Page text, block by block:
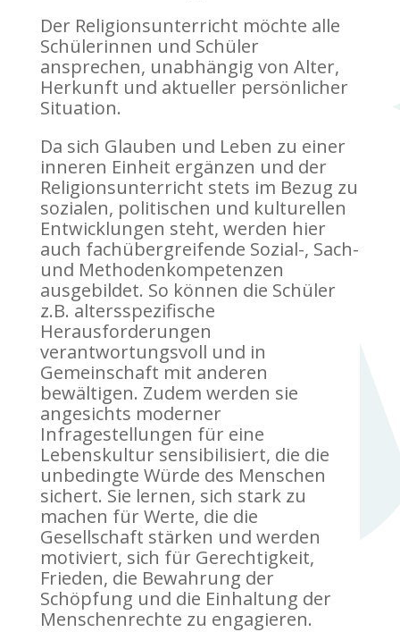
Der Religionsunterricht möchte alle
Schülerinnen und Schüler
ansprechen, unabhängig von Alter,
Herkunft und aktueller persönlicher
Situation.
Da sich Glauben und Leben zu einer
inneren Einheit ergänzen und der
Religionsunterricht stets im Bezug zu
sozialen, politischen und kulturellen
Entwicklungen steht, werden hier
auch fachübergreifende Sozial-, Sach-
und Methodenkompetenzen
ausgebildet. So können die Schüler
z.B. altersspezifische
Herausforderungen
verantwortungsvoll und in
Gemeinschaft mit anderen
bewältigen. Zudem werden sie
angesichts moderner
Infragestellungen für eine
Lebenskultur sensibilisiert, die die
unbedingte Würde des Menschen
sichert. Sie lernen, sich stark zu
machen für Werte, die die
Gesellschaft stärken und werden
motiviert, sich für Gerechtigkeit,
Frieden, die Bewahrung der
Schöpfung und die Einhaltung der
Menschenrechte zu engagieren.